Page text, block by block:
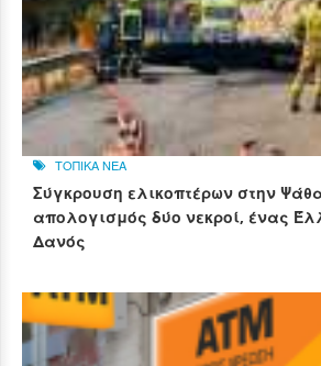
ΤΟΠΙΚΑ ΝΕΑ
Σύγκρουση ελικοπτέρων στην
απολογισμός δύο νεκροί, ένας
Δανός